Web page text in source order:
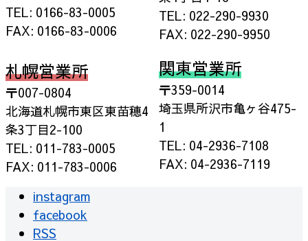
TEL: 0166-83-0005
FAX: 0166-83-0006
札幌営業所
〒007-0804
北海道札幌市東区東苗穂4
条3丁目2-100
TEL: 011-783-0005
FAX: 011-783-0006
TEL: 022-290-9930
FAX: 022-290-9950
関東営業所
〒359-0014
埼玉県所沢市亀ヶ谷475-
1
TEL: 04-2936-7108
FAX: 04-2936-7119
instagram
facebook
RSS